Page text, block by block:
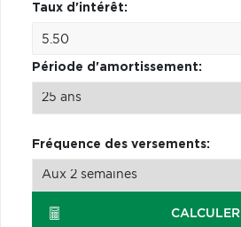
Taux d'intérêt:
Période d'amortissement:
Fréquence des versements:
CALCULER